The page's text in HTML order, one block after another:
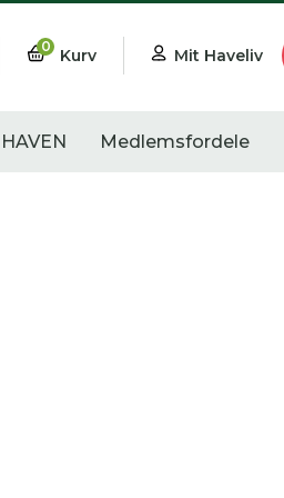
0 Kurv Mit Haveliv
HAVEN Medlemsfordele